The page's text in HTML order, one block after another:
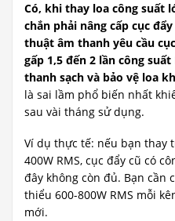
Có, khi thay loa công suất
chắn phải nâng cấp cục
thuật âm thanh yêu cầu
gấp 1,5 đến 2 lần công
thanh sạch và bảo vệ loa
là sai lầm phổ biến nhất
sau vài tháng sử dụng.
Ví dụ thực tế: nếu bạn thay
400W RMS, cục đẩy cũ có
đây không còn đủ. Bạn cần
thiểu 600-800W RMS mỗi
mới.